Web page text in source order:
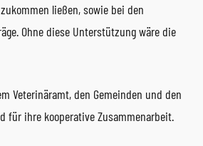
ließen, sowie bei den
Ohne diese Unterstützung wäre die
Veterinäramt, den Gemeinden und den
für ihre kooperative Zusammenarbeit.